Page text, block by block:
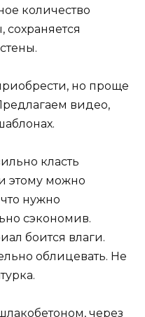
количество
сохраняется
но проще
видео,
класть
этому можно
нужно
сэкономив.
боится влаги.
облицевать. Не
через